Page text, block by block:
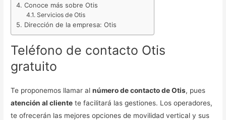
Conoce más sobre Otis
Servicios de Otis
Dirección de la empresa: Otis
Teléfono de contacto Otis
gratuito
Te proponemos llamar alnúmero de contacto de Otis, pues
atención al cliente te facilitará las gestiones. Los operadores,
te ofrecerán las mejores opciones de movilidad vertical y sus